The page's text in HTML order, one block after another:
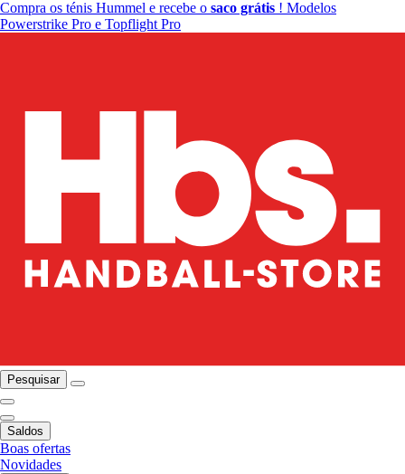
Compra os ténis Hummel e recebe o saco grátis ! Modelos
Powerstrike Pro e Topflight Pro
Pesquisar
Saldos
Boas ofertas
Novidades